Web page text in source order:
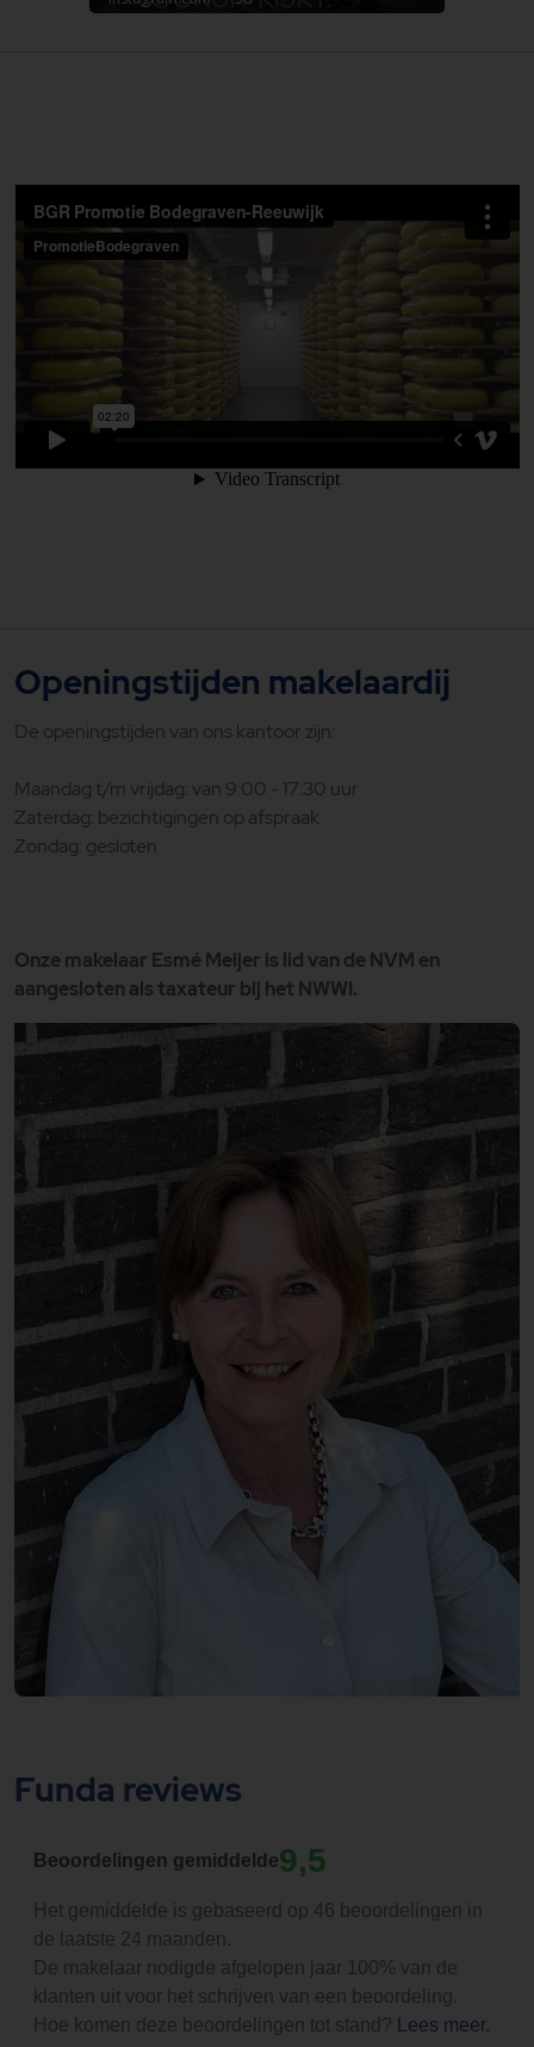
Openingstijden makelaardij
De openingstijden van ons kantoor zijn:
Maandag t/m vrijdag: van 9:00 - 17:30 uur
Zaterdag: bezichtigingen op afspraak
Zondag: gesloten
Onze makelaar Esmé Meijer is lid van de NVM en
aangesloten als taxateur bij het NWWI.
Funda reviews